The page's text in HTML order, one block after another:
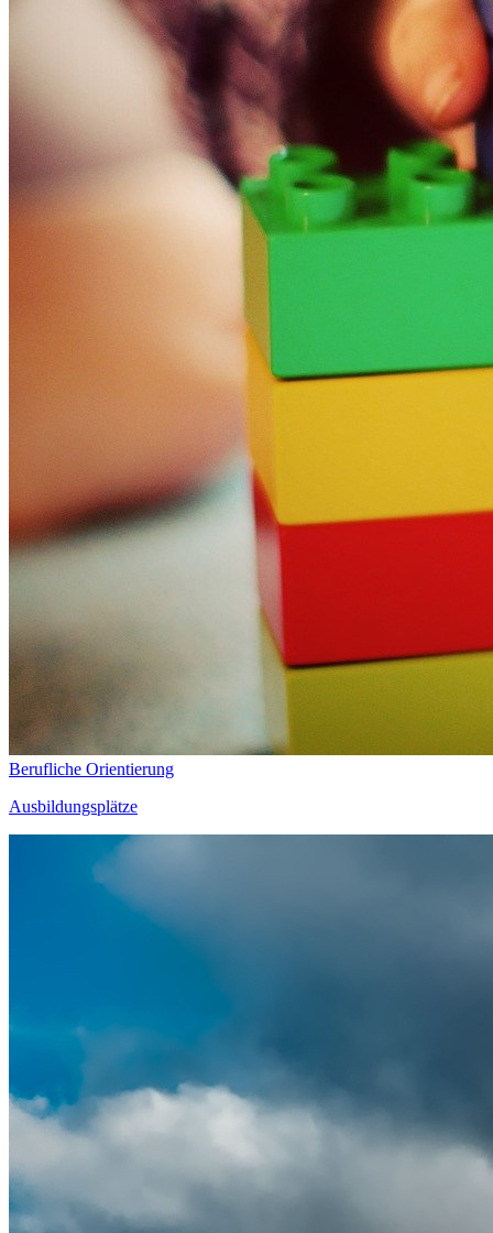
Berufliche Orientierung
Ausbildungsplätze